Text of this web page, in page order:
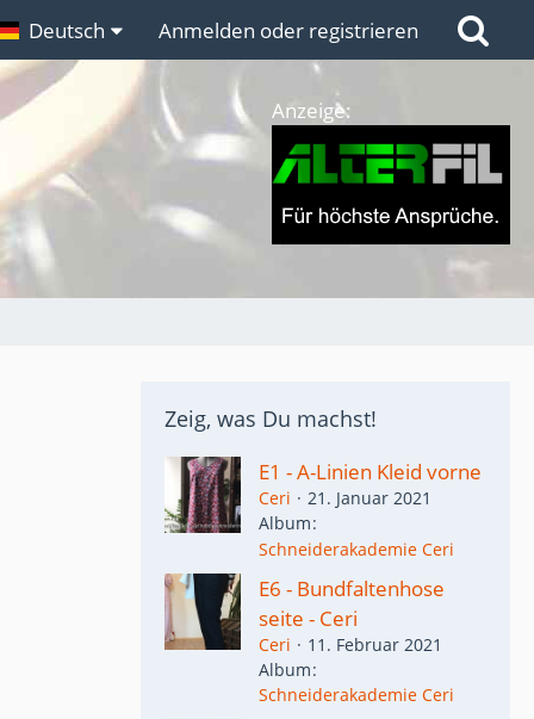
Links
Deutsch Anmelden oder registrieren
Anzeige:
Zeig, was Du machst!
E1 - A-Linien Kleid vorne
Ceri
21. Januar 2021
Album
Schneiderakademie Ceri
E6 - Bundfaltenhose
seite - Ceri
Ceri
11. Februar 2021
Album
Schneiderakademie Ceri